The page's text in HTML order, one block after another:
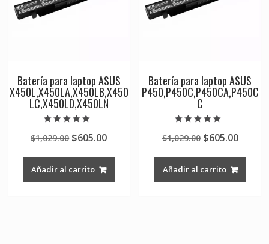
Batería para laptop ASUS
X450L,X450LA,X450LB,X450
LC,X450LD,X450LN
5.00
de 5
$1,029.00 Original
was:
$1,029.00.
$605.00Current
Añadir al carrito
Batería para laptop ASUS
P450,P450C,P450CA,P450C
C
5.00
de 5
$1,029.00 Original
was:
$1,029.00.
$605.00
Añadir al carrito